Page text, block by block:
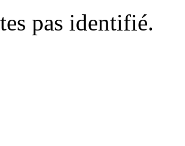
pas identifié.